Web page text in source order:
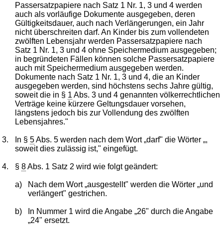
Passersatzpapiere nach Satz 1 Nr. 1, 3 und 4 werden
auch als vorläufige Dokumente ausgegeben, deren
Gültigkeitsdauer, auch nach Verlängerungen, ein Jahr
nicht überschreiten darf. An Kinder bis zum vollendeten
zwölften Lebensjahr werden Passersatzpapiere nach
Satz 1 Nr. 1, 3 und 4 ohne Speichermedium ausgegeben;
in begründeten Fällen können solche Passersatzpapiere
auch mit Speichermedium ausgegeben werden.
Dokumente nach Satz 1 Nr. 1, 3 und 4, die an Kinder
ausgegeben werden, sind höchstens sechs Jahre gültig,
soweit die in § 1 Abs. 3 und 4 genannten völkerrechtlichen
Verträge keine kürzere Geltungsdauer vorsehen,
längstens jedoch bis zur Vollendung des zwölften
Lebensjahres."
3. In §5Abs. 5 werden nach dem Wort „darf" die Wörter „,
soweit dies zulässig ist," eingefügt.
4. §8Abs. 1 Satz 2 wird wie folgt geändert:
a)
Nach dem Wort „ausgestellt" werden die Wörter „und
verlängert" gestrichen.
b)
In Nummer 1 wird die Angabe „26" durch die Angabe
„24" ersetzt.